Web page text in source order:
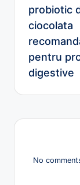
probiotic
ciocolata
pentru
digestive
No